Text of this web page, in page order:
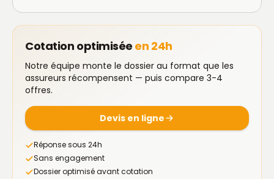
Cotation optimisée en 24h
Notre équipe monte le dossier au format que les
assureurs récompensent — puis compare 3-4
offres.
Devis en ligne
Réponse sous 24h
Sans engagement
Dossier optimisé avant cotation